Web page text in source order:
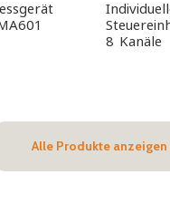
8 Kanäle
Alle Produkte anzeigen